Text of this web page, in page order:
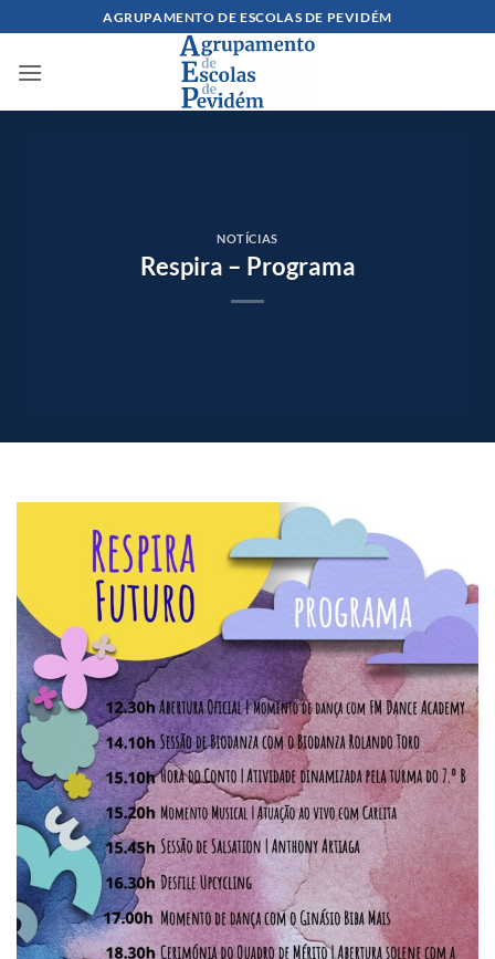
content
AGRUPAMENTO DE ESCOLAS DE PEVIDÉM
NOTÍCIAS
Respira – Programa